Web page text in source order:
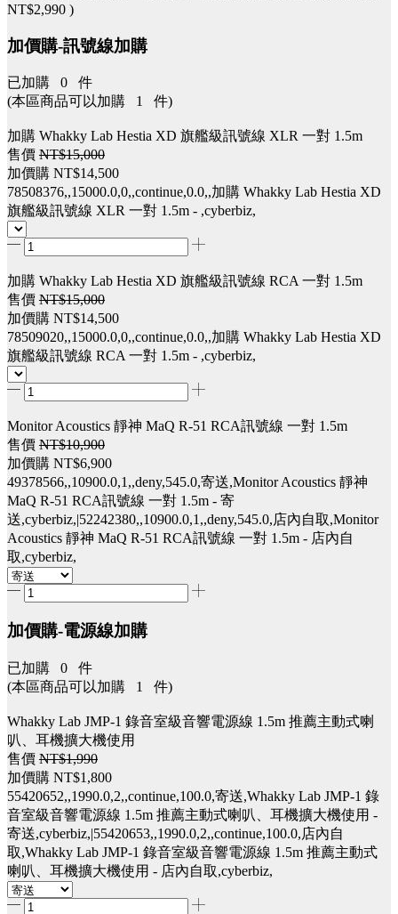
NT$2,990 )
加價購-訊號線加購
已加購 0 件
(本區商品可以加購 1 件)
加購 Whakky Lab Hestia XD 旗艦級訊號線 XLR 一對 1.5m
售價 NT$15,000
加價購 NT$14,500
78508376,,15000.0,0,,continue,0.0,,加購 Whakky Lab Hestia XD
旗艦級訊號線 XLR 一對 1.5m - ,cyberbiz,
加購 Whakky Lab Hestia XD 旗艦級訊號線 RCA 一對 1.5m
售價 NT$15,000
加價購 NT$14,500
78509020,,15000.0,0,,continue,0.0,,加購 Whakky Lab Hestia XD
旗艦級訊號線 RCA 一對 1.5m - ,cyberbiz,
Monitor Acoustics 靜神 MaQ R-51 RCA訊號線 一對 1.5m
售價 NT$10,900
加價購 NT$6,900
49378566,,10900.0,1,,deny,545.0,寄送,Monitor Acoustics 靜神
MaQ R-51 RCA訊號線 一對 1.5m - 寄
送,cyberbiz,|52242380,,10900.0,1,,deny,545.0,店內自取,Monitor
Acoustics 靜神 MaQ R-51 RCA訊號線 一對 1.5m - 店內自
取,cyberbiz,
加價購-電源線加購
已加購 0 件
(本區商品可以加購 1 件)
Whakky Lab JMP-1 錄音室級音響電源線 1.5m 推薦主動式喇
叭、耳機擴大機使用
售價 NT$1,990
加價購 NT$1,800
55420652,,1990.0,2,,continue,100.0,寄送,Whakky Lab JMP-1 錄
音室級音響電源線 1.5m 推薦主動式喇叭、耳機擴大機使用 -
寄送,cyberbiz,|55420653,,1990.0,2,,continue,100.0,店內自
取,Whakky Lab JMP-1 錄音室級音響電源線 1.5m 推薦主動式
喇叭、耳機擴大機使用 - 店內自取,cyberbiz,